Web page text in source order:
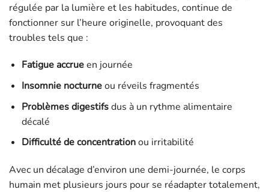
régulée par la lumière et les habitudes, continue de
fonctionner sur l’heure originelle, provoquant des
troubles tels que :
Fatigue accrueen journée
Insomnie nocturneou réveils fragmentés
Problèmes digestifsdus à un rythme alimentaire
décalé
Difficulté de concentrationou irritabilité
Avec un décalage d’environ une demi-journée, le corps
humain met plusieurs jours pour se réadapter totalement,